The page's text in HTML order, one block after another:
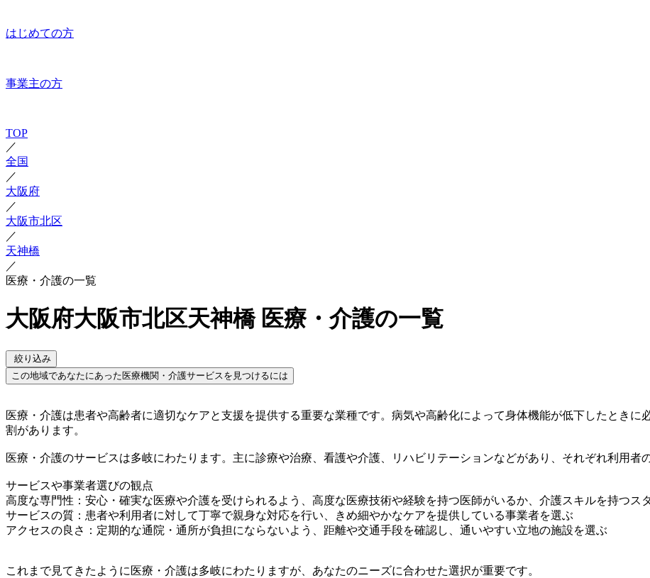
はじめての方
事業主の方
TOP
／
全国
／
大阪府
／
大阪市北区
／
天神橋
／
医療・介護の一覧
大阪府大阪市北区天神橋 医療・介護の一覧
絞り込み
この地域であなたにあった医療機関・介護サービスを見つけるには
医療・介護は患者や高齢者に適切なケアと支援を提供する重要な業種です。病気や高齢化によって身体機能が低下したとき
割があります。
医療・介護のサービスは多岐にわたります。主に診療や治療、看護や介護、リハビリテーションなどがあり、それぞれ利用者
サービスや事業者選びの観点
高度な専門性：安心・確実な医療や介護を受けられるよう、高度な医療技術や経験を持つ医師がいるか、介護スキルを持つス
サービスの質：患者や利用者に対して丁寧で親身な対応を行い、きめ細やかなケアを提供している事業者を選ぶ
アクセスの良さ：定期的な通院・通所が負担にならないよう、距離や交通手段を確認し、通いやすい立地の施設を選ぶ
これまで見てきたように医療・介護は多岐にわたりますが、あなたのニーズに合わせた選択が重要です。